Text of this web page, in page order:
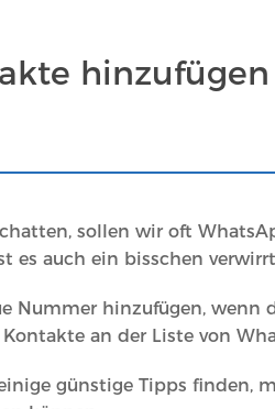
sollen wir oft
es auch ein bisschen
Nummer hinzufügen, wenn
an der Liste von
günstige Tipps finden,